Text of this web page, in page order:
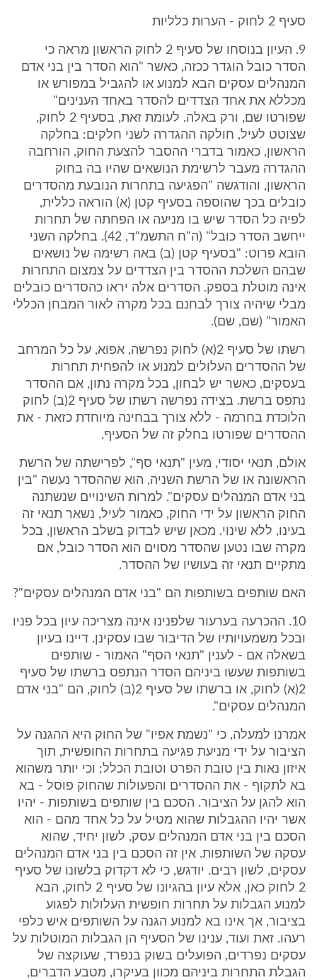
סעיף 2 לחוק - הערות כלליות
9. העיון בנוסחו של סעיף 2 לחוק הראשון מראה כי
הסדר כובל הוגדר ככזה, כאשר "הוא הסדר בין בני אדם
המנהלים עסקים הבא למנוע או להגביל במפורש או
מכללא את אחד הצדדים להסדר באחד הענינים"
שפורטו שם, ורק באלה. לעומת זאת, בסעיף 2 לחוק,
שצוטט לעיל, חולקה ההגדרה לשני חלקים: בחלקה
הראשון, כאמור בדברי ההסבר להצעת החוק, הורחבה
ההגדרה מעבר לרשימת הנושאים שהיו בה בחוק
הראשון, והודגשה "הפגיעה בתחרות הנובעת מהסדרים
כובלים בכך שהוספה בסעיף קטן (א) הוראה כללית,
לפיה כל הסדר שיש בו מניעה או הפחתה של תחרות
ייחשב הסדר כובל" (ה"ח התשמ"ד, 42). בחלקה השני
הובא פרוט: "בסעיף קטן (ב) באה רשימה של נושאים
שבהם השלכת ההסדר בין הצדדים על צמצום התחרות
אינה מוטלת בספק. הסדרים אלה יראו כהסדרים כובלים
מבלי שיהיה צורך לבחנם בכל מקרה לאור המבחן הכללי
האמור" (שם, שם).
רשתו של סעיף 2(א) לחוק נפרשה, אפוא, על כל המרחב
של ההסדרים העלולים למנוע או להפחית תחרות
בעסקים, כאשר יש לבחון, בכל מקרה נתון, אם ההסדר
נתפס ברשת. בצידה נפרשה רשתו של סעיף 2(ב) לחוק
הלוכדת בחרמה - ללא צורך בבחינה מיוחדת כזאת - את
ההסדרים שפורטו בחלק זה של הסעיף.
אולם, תנאי יסודי, מעין "תנאי סף", לפרישתה של הרשת
הראשונה או של הרשת השניה, הוא שההסדר נעשה "בין
בני אדם המנהלים עסקים". למרות השינויים שנשתנה
החוק הראשון על ידי החוק, כאמור לעיל, נשאר תנאי זה
בעינו, ללא שינוי. מכאן שיש לבדוק בשלב הראשון, בכל
מקרה שבו נטען שהסדר מסוים הוא הסדר כובל, אם
מתקיים תנאי זה בעושיו של ההסדר.
האם שותפים בשותפות הם "בני אדם המנהלים עסקים"?
10. ההכרעה בערעור שלפנינו אינה מצריכה עיון בכל פניו
ובכל משמעויותיו של הדיבור שבו עסקינן. דיינו בעיון
בשאלה אם - לענין "תנאי הסף" האמור - שותפים
בשותפות שעשו ביניהם הסדר הנתפס ברשתו של סעיף
2(א) לחוק, או ברשתו של סעיף 2(ב) לחוק, הם "בני אדם
המנהלים עסקים".
אמרנו למעלה, כי "נשמת אפיו" של החוק היא ההגנה על
הציבור על ידי מניעת פגיעה בתחרות החופשית, תוך
איזון נאות בין טובת הפרט וטובת הכלל; וכי יותר משהוא
בא לתקוף - את ההסדרים והפעולות שהחוק פוסל - בא
הוא להגן על הציבור. הסכם בין שותפים בשותפות - יהיו
אשר יהיו ההגבלות שהוא מטיל על כל אחד מהם - הוא
הסכם בין בני אדם המנהלים עסק, לשון יחיד, שהוא
עסקה של השותפות. אין זה הסכם בין בני אדם המנהלים
עסקים, לשון רבים. יודגש, כי לא דקדוק בלשונו של סעיף
2 לחוק כאן, אלא עיון בהגיונו של סעיף 2 לחוק, הבא
למנוע הגבלות על תחרות חופשית העלולות לפגוע
בציבור, אך אינו בא למנוע הגנה על השותפים איש כלפי
רעהו. זאת ועוד, ענינו של הסעיף הן הגבלות המוטלות על
עסקים נפרדים, הפועלים בשוק בנפרד, שעוקצה של
הגבלת התחרות ביניהם מכוון בעיקרו, מטבע הדברים,